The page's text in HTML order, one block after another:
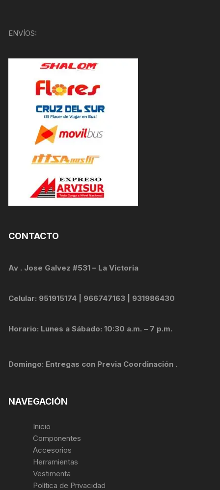
ENVÍOS:
CONTACTO
Av . Jose Galvez #531 – La Victoria
Celular: 951915174 | 966747163 | 931986430
Horario: Lunes a Sábado: 10:30 a.m. – 7 p.m.
Domingo: Entregas con Previa Coordinación .
NAVEGACIÓN
Inicio
Componentes
Accesorios
Herramientas
Vestimenta
Política de Privacidad